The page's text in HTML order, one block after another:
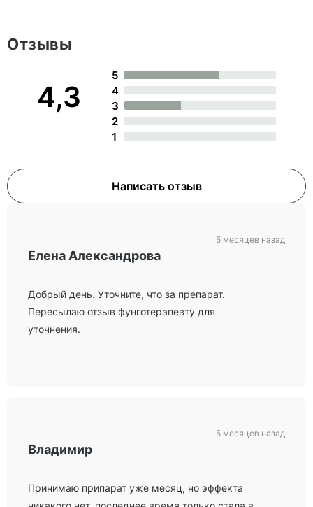
4,3
5
4
3
2
1
Написать отзыв
Отзывы
Елена Александрова
Добрый день. Уточните, что за препарат.
Пересылаю отзыв фунготерапевту для
уточнения.
5 месяцев назад
Владимир
Принимаю припарат уже месяц, но эффекта
5 месяцев назад